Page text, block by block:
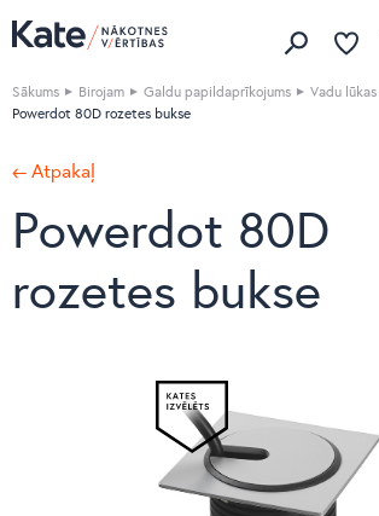
Meklēt
Sākums Birojam Galdu papildaprīkojums
Vadu
Powerdot 80D rozetes bukse
← Atpakaļ
Powerdot 80D
rozetes bukse